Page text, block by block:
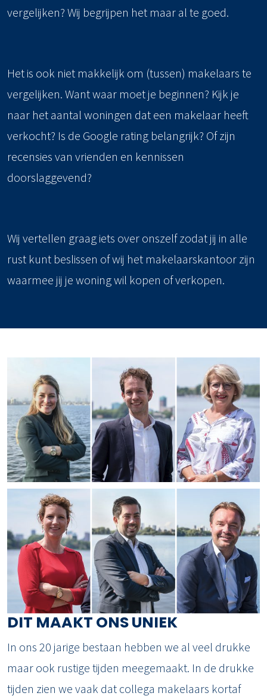
vergelijken? Wij begrijpen het maar al te goed.
Het is ook niet makkelijk om (tussen) makelaars te
vergelijken. Want waar moet je beginnen? Kijk je
naar het aantal woningen dat een makelaar heeft
verkocht? Is de Google rating belangrijk? Of zijn
recensies van vrienden en kennissen
doorslaggevend?
Wij vertellen graag iets over onszelf zodat jij in alle
rust kunt beslissen of wij het makelaarskantoor zijn
waarmee jij je woning wil kopen of verkopen.
DIT MAAKT ONS UNIEK
In ons 20 jarige bestaan hebben we al veel drukke
maar ook rustige tijden meegemaakt. In de drukke
tijden zien we vaak dat collega makelaars kortaf